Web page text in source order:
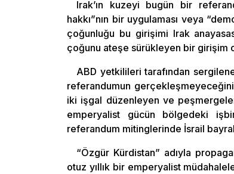
Irak’ın kuzeyi bugün bir
hakkı”nın bir uygulaması veya
çoğunluğu bu girişimi Irak
çoğunu ateşe sürükleyen bir girişim
ABD yetkilileri tarafından
referandumun
iki işgal düzenleyen ve
emperyalist gücün bölgedeki
referandum mitinglerinde İsrail
“Özgür Kürdistan” adıyla
otuz yıllık bir emperyalist